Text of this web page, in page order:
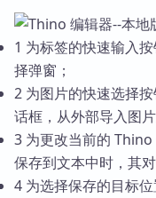
1 为标签的快速输入
择弹窗；
2 为图片的快速选择
话框，从外部导入图
3 为更改当前的
保存到文本中时，其
4 为选择保存的目标位